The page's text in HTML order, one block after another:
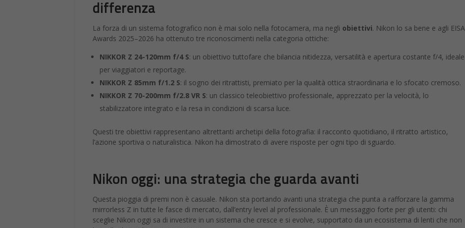
differenza
La forza di un sistema fotografico non è mai solo nella fotocamera, ma negli obiettivi. Nikon lo sa bene e agli EISA
Awards 2025–2026 ha ottenuto tre riconoscimenti nella categoria ottiche:
NIKKOR Z 24-120mm f/4 S: un obiettivo tuttofare che bilancia nitidezza, versatilità e apertura costante f/4, ideale
per viaggiatori e reportage.
NIKKOR Z 85mm f/1.2 S: il sogno dei ritrattisti, premiato per la qualità ottica straordinaria e lo sfocato cremoso.
NIKKOR Z 70-200mm f/2.8 VR S: un classico teleobiettivo professionale, apprezzato per la velocità, lo
stabilizzatore integrato e la resa in condizioni di scarsa luce.
Questi tre obiettivi rappresentano altrettanti archetipi della fotografia: il racconto quotidiano, il ritratto artistico,
l’azione sportiva o naturalistica. Nikon ha dimostrato di avere risposte per ogni tipo di sguardo.
Nikon oggi: una strategia che guarda avanti
Questa pioggia di premi non è casuale. Nikon sta portando avanti una strategia che punta a rafforzare la gamma
mirrorless Z in tutte le fasce di mercato, dall’entry level al professionale. È un messaggio forte per gli utenti: chi
sceglie Nikon oggi sa di investire in un sistema che cresce e si evolve, supportato da un ecosistema di lenti che non